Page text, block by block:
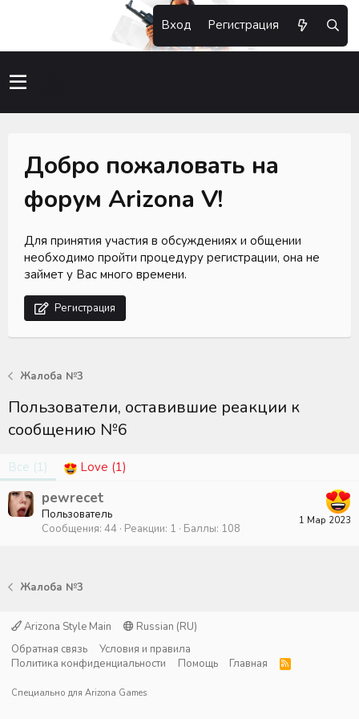
Вход Регистрация
Добро пожаловать на
форум Arizona V!
Для принятия участия в обсуждениях и общении
необходимо пройти процедуру регистрации, она не
займет у Вас много времени.
Регистрация
Жалоба №3
Пользователи, оставившие реакции к
сообщению №6
Все (1) Love (1)
1 Мар 2023
pewrecet
Пользователь
Сообщения 44 Реакции 1 Баллы 108
Жалоба №3
Arizona Style Main
Russian (RU)
Обратная связь
Условия и правила
Политика конфиденциальности
Помощь Главная
R
S
Специально для Arizona Games